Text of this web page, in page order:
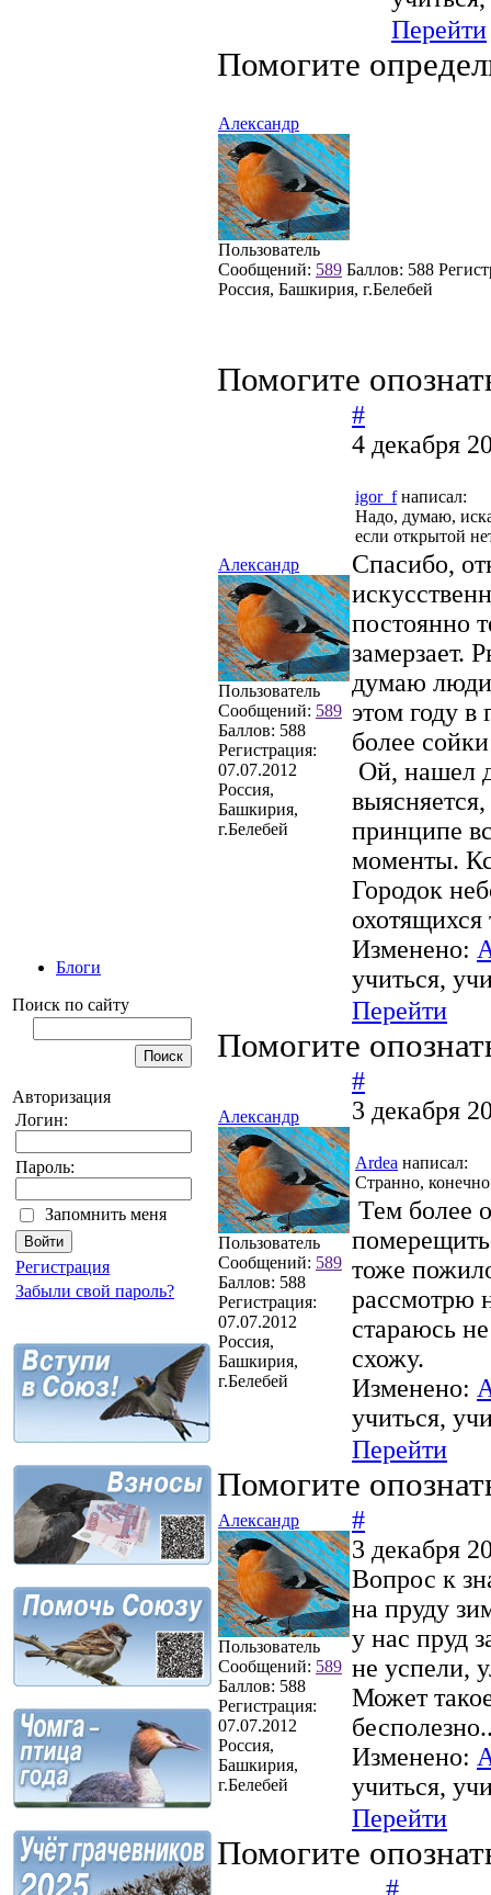
Блоги
Поиск по сайту
Авторизация
Логин:
Пароль:
Запомнить меня
Регистрация
Забыли свой пароль?
Перейти
Помогите
Александр
Пользователь
Сообщений: 589 Баллов: 588
Россия, Башкирия, г.Белебей
Помогите
Александр
Пользователь
Сообщений: 589
Баллов: 588
Регистрация:
07.07.2012
Россия,
Башкирия,
г.Белебей
#
4 декабря
igor_fнаписал:
Надо, думаю,
если открытой
Спасибо,
постоянно
замерзает.
думаю люди
этом году в
более
Ой, нашел
принципе
моменты.
Городок
охотящихся
Изменено:
учиться,
Перейти
Помогите
Александр
Пользователь
Сообщений: 589
Баллов: 588
Регистрация:
07.07.2012
Россия,
Башкирия,
г.Белебей
#
3 декабря
Ardea написал:
Странно,
Тем более
тоже
рассмотрю
стараюсь
схожу.
Изменено:
учиться,
Перейти
Помогите
Александр
Пользователь
Сообщений: 589
Баллов: 588
Регистрация:
07.07.2012
Россия,
Башкирия,
г.Белебей
#
3 декабря
Вопрос к
на пруду
у нас пруд
не успели,
Может
Изменено:
учиться,
Перейти
Помогите
#